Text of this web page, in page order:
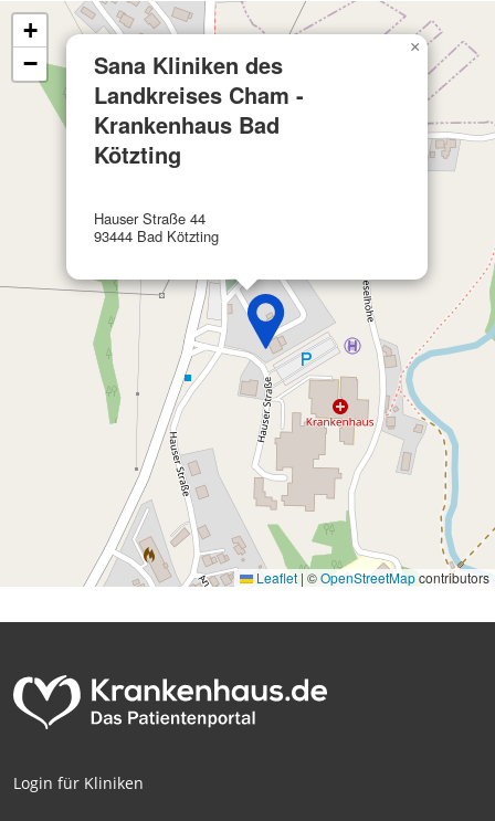
Sana Kliniken des
Landkreises Cham -
Krankenhaus Bad
Kötzting
Hauser Straße 44
93444 Bad Kötzting
×
+
−
Leaflet | ©OpenStreetMapcontributors
Login für Kliniken
Geräte anhand von aktiv angeforderten
Informationen identifizieren
Nicht-IAB-Verarbeitungszwecke:
Notwendig
Performance
Funktional